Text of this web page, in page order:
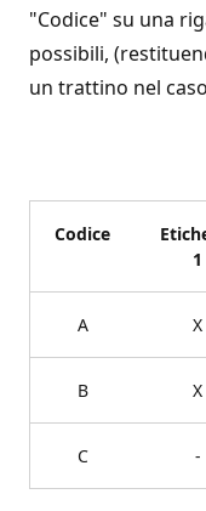
"Codice" su una
possibili,
un trattino nel
Codice
1
A X
B X
C -